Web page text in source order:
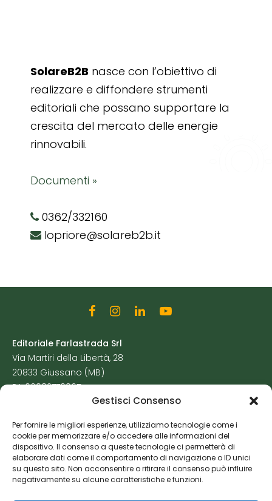
Gestisci Consenso
Per fornire le migliori esperienze, utilizziamo tecnologie come i
cookie per memorizzare e/o accedere alle informazioni del
dispositivo. Il consenso a queste tecnologie ci permetterà di
elaborare dati come il comportamento di navigazione o ID unici
su questo sito. Non acconsentire o ritirare il consenso può influire
negativamente su alcune caratteristiche e funzioni.
SolareB2B nasce con l’obiettivo di
realizzare e diffondere strumenti
editoriali che possano supportare la
crescita del mercato delle energie
rinnovabili.
Documenti »
0362/332160
lopriore@solareb2b.it
Editoriale Farlastrada Srl
Via Martiri della Libertà, 28
20833 Giussano (MB)
P.I. 06982770965
Cookie Policy
Risorse Aggiuntive